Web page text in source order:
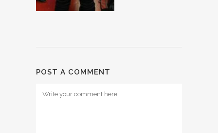
POST A COMMENT